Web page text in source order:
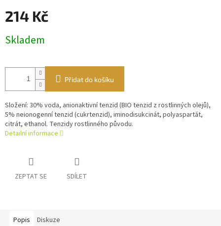
214 Kč
cena:
Skladem
Přidat do košíku
Složení: 30% voda, anionaktivní tenzid (BIO tenzid z rostlinných olejů),
5% neionogenní tenzid (cukrtenzid), iminodisukcinát, polyaspartát,
citrát, ethanol. Tenzidy rostlinného původu.
Detailní informace
ZEPTAT SE SDÍLET
Popis Diskuze